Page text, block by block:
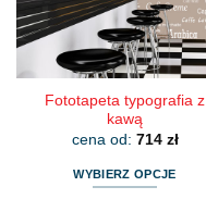
na
stronie
produktu
Fototapeta typografia z
kawą
cena od: 714 zł
WYBIERZ OPCJE